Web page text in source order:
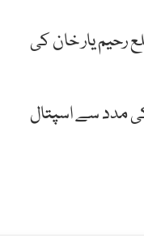
پنجاب کے ضلع رحیم یار خان کی
مدد سے اسپتال